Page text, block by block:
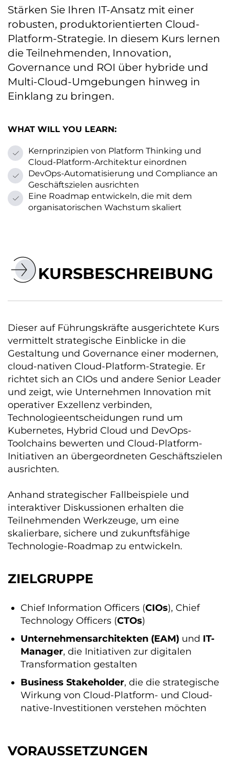
Stärken Sie Ihren IT-Ansatz mit einer
robusten, produktorientierten Cloud-
Platform-Strategie. In diesem Kurs lernen
die Teilnehmenden, Innovation,
Governance und ROI über hybride und
Multi-Cloud-Umgebungen hinweg in
Einklang zu bringen.
WHAT WILL YOU LEARN:
Kernprinzipien von Platform Thinking und
Cloud-Platform-Architektur einordnen
DevOps-Automatisierung und Compliance an
Geschäftszielen ausrichten
Eine Roadmap entwickeln, die mit dem
organisatorischen Wachstum skaliert
KURSBESCHREIBUNG
Dieser auf Führungskräfte ausgerichtete Kurs
vermittelt strategische Einblicke in die
Gestaltung und Governance einer modernen,
cloud-nativen Cloud-Platform-Strategie. Er
richtet sich an CIOs und andere Senior Leader
und zeigt, wie Unternehmen Innovation mit
operativer Exzellenz verbinden,
Technologieentscheidungen rund um
Kubernetes, Hybrid Cloud und DevOps-
Toolchains bewerten und Cloud-Platform-
Initiativen an übergeordneten Geschäftszielen
ausrichten.
Anhand strategischer Fallbeispiele und
interaktiver Diskussionen erhalten die
Teilnehmenden Werkzeuge, um eine
skalierbare, sichere und zukunftsfähige
Technologie-Roadmap zu entwickeln.
ZIELGRUPPE
Chief Information Officers (CIOs), Chief
Technology Officers (CTOs)
Unternehmensarchitekten (EAM) und IT-
Manager, die Initiativen zur digitalen
Transformation gestalten
Business Stakeholder, die die strategische
Wirkung von Cloud-Platform- und Cloud-
native-Investitionen verstehen möchten
VORAUSSETZUNGEN